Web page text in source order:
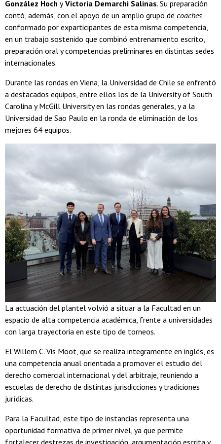
González Hoch yVictoria Demarchi Salinas. Su preparación
contó, además, con el apoyo de un amplio grupo de coaches
conformado por exparticipantes de esta misma competencia,
en un trabajo sostenido que combinó entrenamiento escrito,
preparación oral y competencias preliminares en distintas sedes
internacionales.
Durante las rondas en Viena, la Universidad de Chile se enfrentó
a destacados equipos, entre ellos los de la University of South
Carolina y McGill University en las rondas generales, y a la
Universidad de Sao Paulo en la ronda de eliminación de los
mejores 64 equipos.
La actuación del plantel volvió a situar a la Facultad en un
espacio de alta competencia académica, frente a universidades
con larga trayectoria en este tipo de torneos.
El Willem C. Vis Moot, que se realiza integramente en inglés, es
una competencia anual orientada a promover el estudio del
derecho comercial internacional y del arbitraje, reuniendo a
escuelas de derecho de distintas jurisdicciones y tradiciones
jurídicas.
Para la Facultad, este tipo de instancias representa una
oportunidad formativa de primer nivel, ya que permite